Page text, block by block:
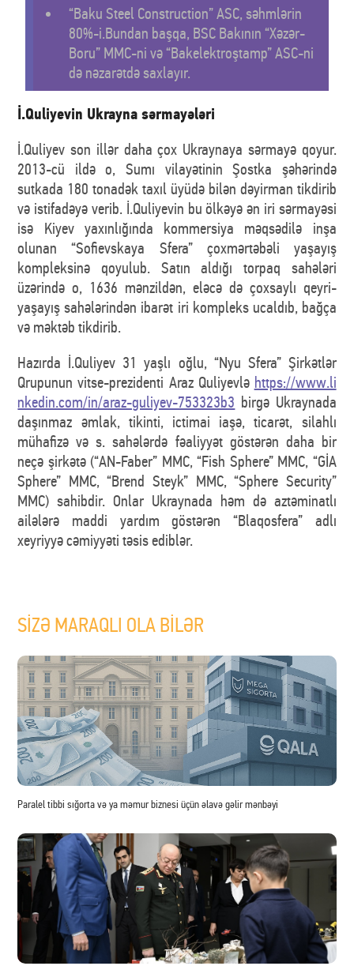
“Baku Steel Construction” ASC, səhmlərin
80%-i.Bundan başqa, BSC Bakının “Xəzər-
Boru” MMC-ni və “Bakelektroştamp” ASC-ni
də nəzarətdə saxlayır.
İ.Quliyevin Ukrayna sərmayələri
İ.Quliyev son illər daha çox Ukraynaya sərmayə qoyur.
2013-cü ildə o, Sumı vilayətinin Şostka şəhərində
sutkada 180 tonadək taxıl üyüdə bilən dəyirman tikdirib
və istifadəyə verib. İ.Quliyevin bu ölkəyə ən iri sərmayəsi
isə Kiyev yaxınlığında kommersiya məqsədilə inşa
olunan “Sofievskaya Sfera” çoxmərtəbəli yaşayış
kompleksinə qoyulub. Satın aldığı torpaq sahələri
üzərində o, 1636 mənzildən, eləcə də çoxsaylı qeyri-
yaşayış sahələrindən ibarət iri kompleks ucaldıb, bağça
və məktəb tikdirib.
Hazırda İ.Quliyev 31 yaşlı oğlu, “Nyu Sfera” Şirkətlər
Qrupunun vitse-prezidenti Araz Quliyevlə https://www.li
nkedin.com/in/araz-guliyev-753323b3 birgə Ukraynada
daşınmaz əmlak, tikinti, ictimai iaşə, ticarət, silahlı
mühafizə və s. sahələrdə fəaliyyət göstərən daha bir
neçə şirkətə (“AN-Faber” MMC, “Fish Sphere” MMC, “GİA
Sphere” MMC, “Brend Steyk” MMC, “Sphere Security”
MMC) sahibdir. Onlar Ukraynada həm də aztəminatlı
ailələrə maddi yardım göstərən “Blaqosfera” adlı
xeyriyyə cəmiyyəti təsis ediblər.
SİZƏ MARAQLI OLA BİLƏR
Paralel tibbi sığorta və ya məmur biznesi üçün əlavə gəlir mənbəyi